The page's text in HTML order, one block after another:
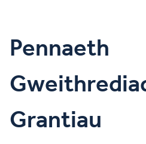
Pennaeth
Grantiau